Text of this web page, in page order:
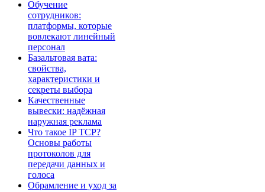
Обучение
сотрудников:
платформы, которые
вовлекают линейный
персонал
Базальтовая вата:
свойства,
характеристики и
секреты выбора
Качественные
вывески: надёжная
наружная реклама
Что такое IP TCP?
Основы работы
протоколов для
передачи данных и
голоса
Обрамление и уход за